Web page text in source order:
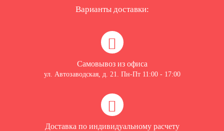
Варианты доставки:
Самовывоз из офиса
ул. Автозаводская, д. 21. Пн-Пт 11:00 - 17:00
Доставка по индивидуальному расчету